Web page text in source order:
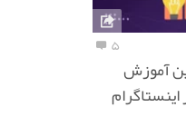
۵
آموزش